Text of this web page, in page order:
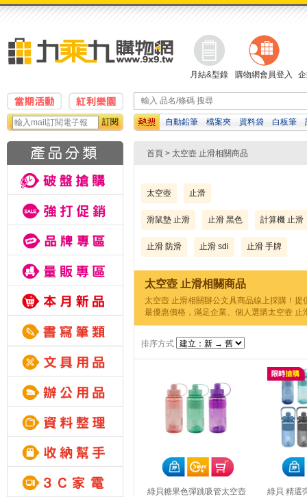
月結&型錄 購物網會員登入
訂閱 自動鉛筆 檔案夾 資料袋 白板筆
首頁 > 太空壺 止滑相關商品
太空壺 止滑
滑鼠墊 止滑 止滑 黑色 計算機 止滑
止滑 防滑 止滑 sdi 止滑 手牌
太空壺 止滑相關商品
太空壺 止滑相關辦公文具商品線上採購！
最優惠價格，滿足企業、個人選購太空壺 止
排序方式
綠貝糖果色彈跳吸管太空壺
綠貝 精選